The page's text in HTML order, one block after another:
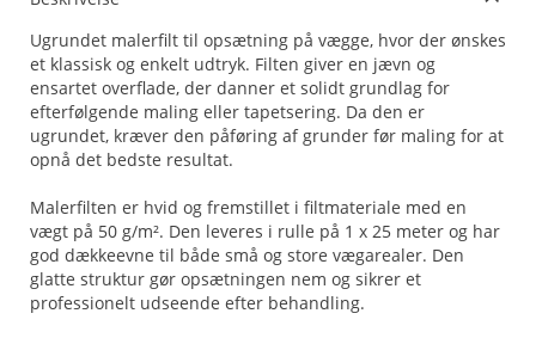
Ugrundet malerfilt til opsætning på vægge, hvor der ønskes
et klassisk og enkelt udtryk. Filten giver en jævn og
ensartet overflade, der danner et solidt grundlag for
efterfølgende maling eller tapetsering. Da den er
ugrundet, kræver den påføring af grunder før maling for at
opnå det bedste resultat.
Malerfilten er hvid og fremstillet i filtmateriale med en
vægt på 50 g/m². Den leveres i rulle på 1 x 25 meter og har
god dækkeevne til både små og store vægarealer. Den
glatte struktur gør opsætningen nem og sikrer et
professionelt udseende efter behandling.